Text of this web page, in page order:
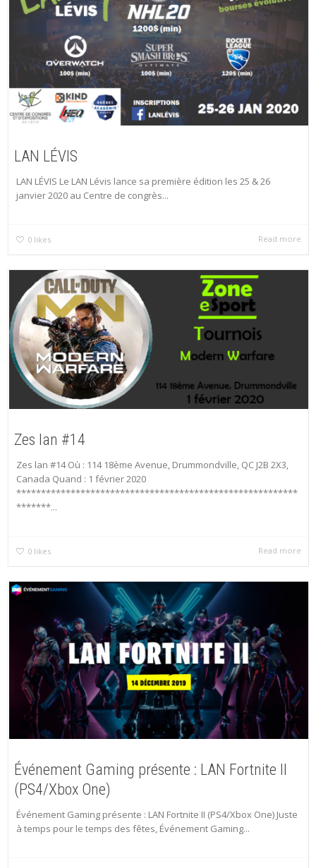
LAN LÉVIS
LAN LÉVIS Le LAN Lévis lance sa première édition les 25 & 26
janvier 2020 au Centre de congrès...
0 likes Read more
Zes lan #14
Zes lan #14 Où : 114 18ème Avenue, Drummondville, QC J2B 2X3,
Canada Quand : 1 février 2020
*********************************************************
*******...
0 likes Read more
Événement Gaming présente : LAN Fortnite II
(PS4/Xbox One)
Événement Gaming présente : LAN Fortnite II (PS4/Xbox One) Juste
à temps pour le temps des fêtes, Événement Gaming...